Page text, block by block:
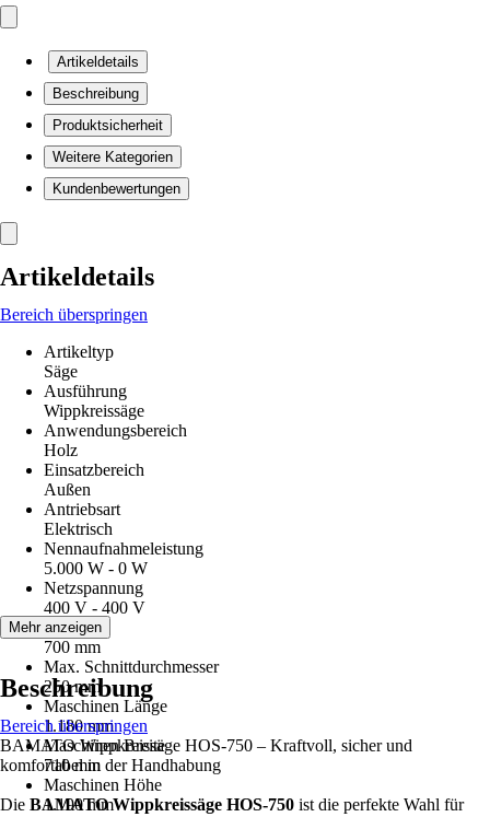
Artikeldetails
Beschreibung
Produktsicherheit
Weitere Kategorien
Kundenbewertungen
Artikeldetails
Bereich überspringen
Artikeltyp
Säge
Ausführung
Wippkreissäge
Anwendungsbereich
Holz
Einsatzbereich
Außen
Antriebsart
Elektrisch
Nennaufnahmeleistung
5.000 W - 0 W
Netzspannung
400 V - 400 V
Sägeblatt
700 mm
Max. Schnittdurchmesser
250 mm
Maschinen Länge
1.180 mm
Maschinen Breite
710 mm
Maschinen Höhe
1.190 mm
Mehr anzeigen
Beschreibung
Bereich überspringen
BAMATO Wippkreissäge HOS-750 – Kraftvoll, sicher und
komfortabel in der Handhabung
Die BAMATO Wippkreissäge HOS-750 ist die perfekte Wahl für